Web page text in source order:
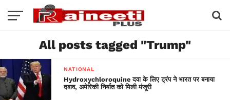
All posts tagged "Trump"
NATIONAL
Hydroxychloroquine दवा के लिए ट्रंप ने भारत पर बनाया
दबाव, अमेरिकी निर्यात को मिली मंजूरी